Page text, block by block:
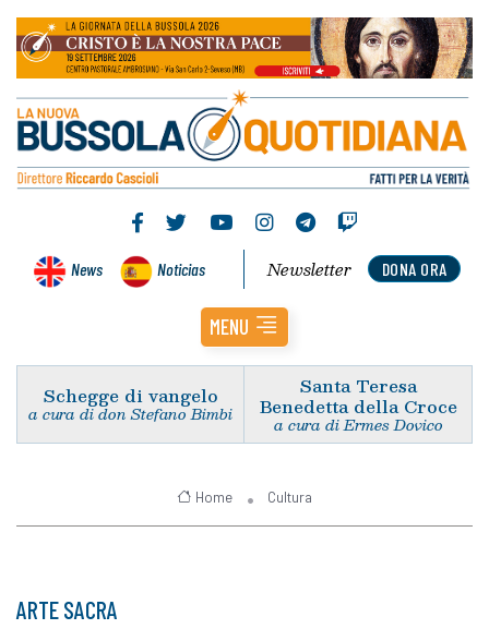
News Noticias DONA ORA
Newsletter
MENU
Schegge di vangelo
a cura di don Stefano Bimbi
Santa Teresa
Benedetta della Croce
a cura di Ermes Dovico
Home Cultura
ARTE SACRA